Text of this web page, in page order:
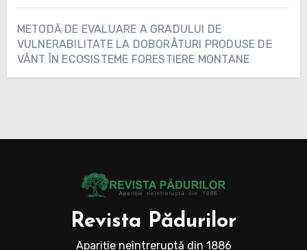
METODĂ DE EVALUARE A GRADULUI DE
VULNERABILITATE LA DOBORÂTURI PRODUSE DE
VÂNT ÎN ECOSISTEME FORESTIERE MONTANE
Revista Pădurilor
Apariție neîntreruptă din 1886